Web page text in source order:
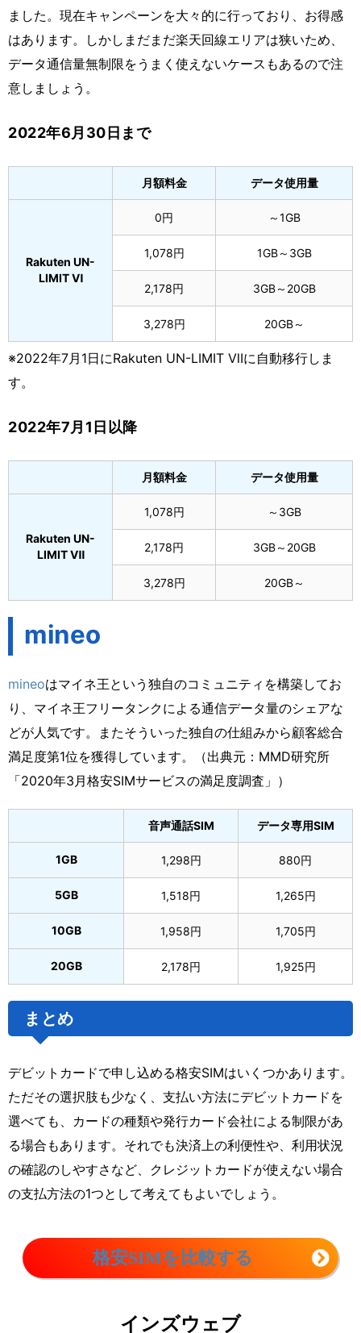
ました。現在キャンペーンを大々的に行っており、お得感
はあります。しかしまだまだ楽天回線エリアは狭いため、
データ通信量無制限をうまく使えないケースもあるので注
意しましょう。
2022年6月30日まで
月額料金 データ使用量
Rakuten UN-
LIMIT Ⅵ
0円 ～1GB
1,078円 1GB～3GB
2,178円 3GB～20GB
3,278円 20GB～
※2022年7月1日にRakuten UN-LIMIT Ⅶに自動移行しま
す。
2022年7月1日以降
月額料金 データ使用量
Rakuten UN-
LIMIT Ⅶ
1,078円 ～3GB
2,178円 3GB～20GB
3,278円 20GB～
mineo
mineoはマイネ王という独自のコミュニティを構築してお
り、マイネ王フリータンクによる通信データ量のシェアな
どが人気です。またそういった独自の仕組みから顧客総合
満足度第1位を獲得しています。（出典元：MMD研究所
「2020年3月格安SIMサービスの満足度調査」）
音声通話SIM データ専用SIM
1GB 1,298円 880円
5GB 1,518円 1,265円
10GB 1,958円 1,705円
20GB 2,178円 1,925円
まとめ
デビットカードで申し込める格安SIMはいくつかあります。
ただその選択肢も少なく、支払い方法にデビットカードを
選べても、カードの種類や発行カード会社による制限があ
る場合もあります。それでも決済上の利便性や、利用状況
の確認のしやすさなど、クレジットカードが使えない場合
の支払方法の1つとして考えてもよいでしょう。
格安SIMを比較する
インズウェブ